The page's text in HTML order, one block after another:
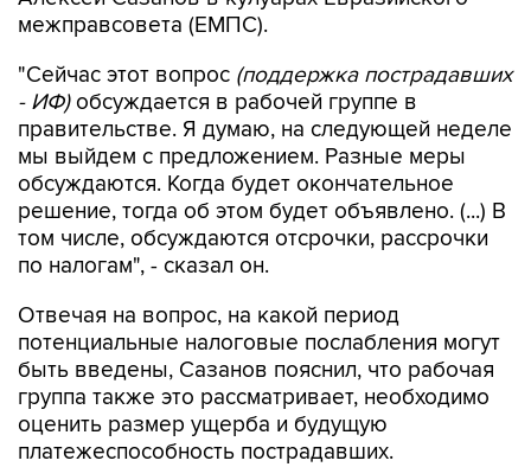
межправсовета (ЕМПС).
"Сейчас этот вопрос (поддержка пострадавших
- ИФ)обсуждается в рабочей группе в
правительстве. Я думаю, на следующей неделе
мы выйдем с предложением. Разные меры
обсуждаются. Когда будет окончательное
решение, тогда об этом будет объявлено. (...) В
том числе, обсуждаются отсрочки, рассрочки
по налогам", - сказал он.
Отвечая на вопрос, на какой период
потенциальные налоговые послабления могут
быть введены, Сазанов пояснил, что рабочая
группа также это рассматривает, необходимо
оценить размер ущерба и будущую
платежеспособность пострадавших.